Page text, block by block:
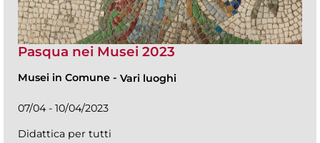
Pasqua nei Musei 2023
Musei in Comune - Vari luoghi
07/04 - 10/04/2023
Didattica per tutti